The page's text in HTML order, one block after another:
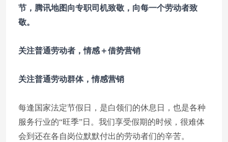
节，腾讯地图向专职司机致敬，向每一个劳动者致
敬。
关注普通劳动者，情感＋借势营销
关注普通劳动群体，情感营销
每逢国家法定节假日，是白领们的休息日，也是各种
服务行业的“旺季”日。我们享受假期的时候，很难体
会到还在各自岗位默默付出的劳动者们的辛苦。